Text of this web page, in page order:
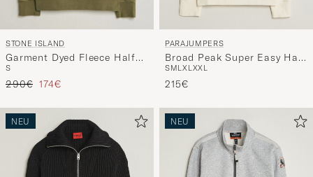
STONE ISLAND
Garment Dyed Fleece Half
Zip Military Green
S
Regulärer Preis
290€ Reduzierter Preis
174€
PARAJUMPERS
Broad Peak Super Easy Half
Zip Sweatshirt Warm Ivory
SMLXLXXL
215€
NEU NEU